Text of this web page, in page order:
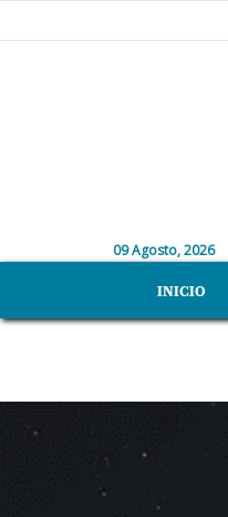
09 Agosto, 2026
INICIO